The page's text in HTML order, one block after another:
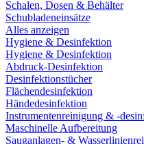
Schalen, Dosen & Behälter
Schubladeneinsätze
Alles anzeigen
Hygiene & Desinfektion
Hygiene & Desinfektion
Abdruck-Desinfektion
Desinfektionstücher
Flächendesinfektion
Händedesinfektion
Instrumentenreinigung & -
Maschinelle Aufbereitung
Sauganlagen- &